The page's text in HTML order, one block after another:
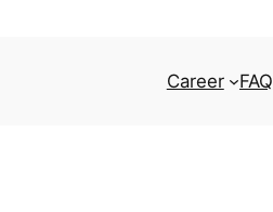
Career FAQ